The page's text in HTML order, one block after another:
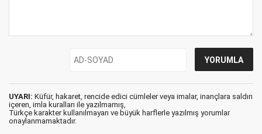
UYARI: Küfür, hakaret, rencide edici cümleler veya imalar, inançlara saldırı
içeren, imla kuralları ile yazılmamış,
Türkçe karakter kullanılmayan ve büyük harflerle yazılmış yorumlar
onaylanmamaktadır.